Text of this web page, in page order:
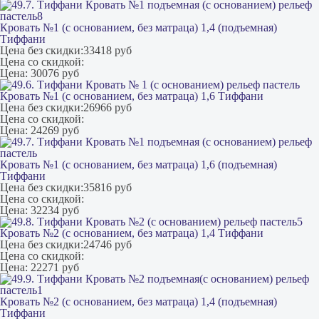
Кровать №1 (с основанием, без матраца) 1,4 (подъемная)
Тиффани
Цена без скидки:33418 руб
Цена со скидкой:
Цена: 30076 руб
Кровать №1 (с основанием, без матраца) 1,6 Тиффани
Цена без скидки:26966 руб
Цена со скидкой:
Цена: 24269 руб
Кровать №1 (с основанием, без матраца) 1,6 (подъемная)
Тиффани
Цена без скидки:35816 руб
Цена со скидкой:
Цена: 32234 руб
Кровать №2 (с основанием, без матраца) 1,4 Тиффани
Цена без скидки:24746 руб
Цена со скидкой:
Цена: 22271 руб
Кровать №2 (с основанием, без матраца) 1,4 (подъемная)
Тиффани